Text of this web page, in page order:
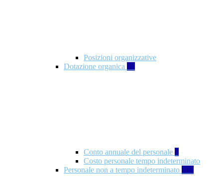
Posizioni organizzative
Dotazione organica 21
Conto annuale del personale 8
Costo personale tempo indeterminato
Personale non a tempo indeterminato 105